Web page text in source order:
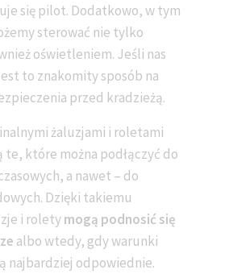
się pilot. Dodatkowo, w tym
sterować nie tylko
oświetleniem. Jeśli nas
to znakomity sposób na
przed kradzieżą.
żaluzjami i roletami
które można podłączyć do
a nawet – do
Dzięki takiemu
i roletymogą podnosić się
albo wtedy, gdy warunki
najbardziej odpowiednie.